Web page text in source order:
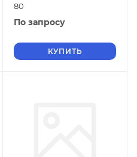
80
По запросу
КУПИТЬ